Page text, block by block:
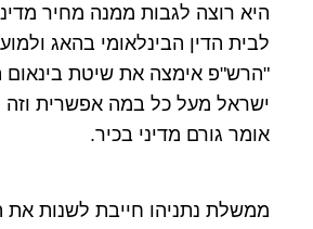
היא רוצה לגבות ממנה מחיר
לבית הדין הבינלאומי בהאג
"הרש"פ אימצה את שיטת בינאום
ישראל מעל כל במה אפשרית וזה
אומר גורם מדיני בכיר.
ממשלת נתניהו חייבת לשנות את